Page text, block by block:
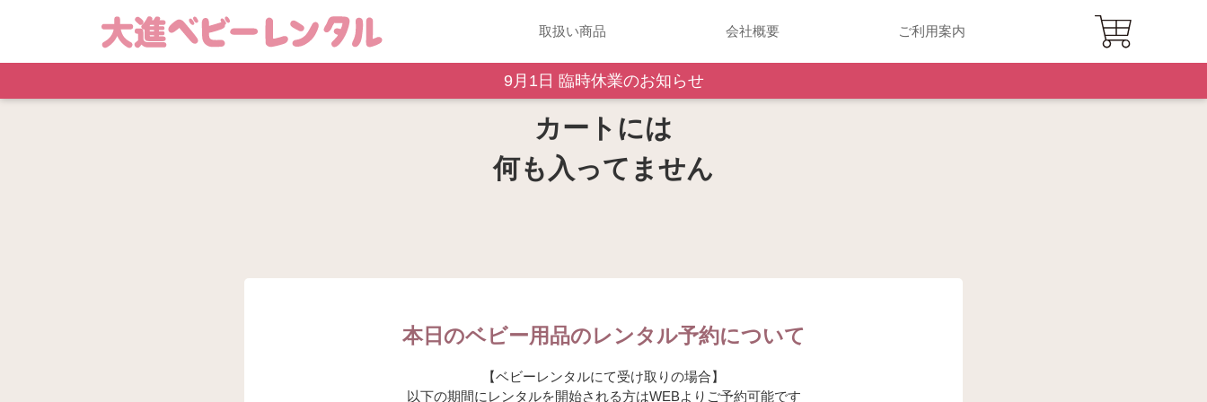
取扱い商品 会社概要 ご利用案内
9月1日 臨時休業のお知らせ
カートには
何も入ってません
本日のベビー用品のレンタル予約について
【ベビーレンタルにて受け取りの場合】
以下の期間にレンタルを開始される方はWEBよりご予約可能です